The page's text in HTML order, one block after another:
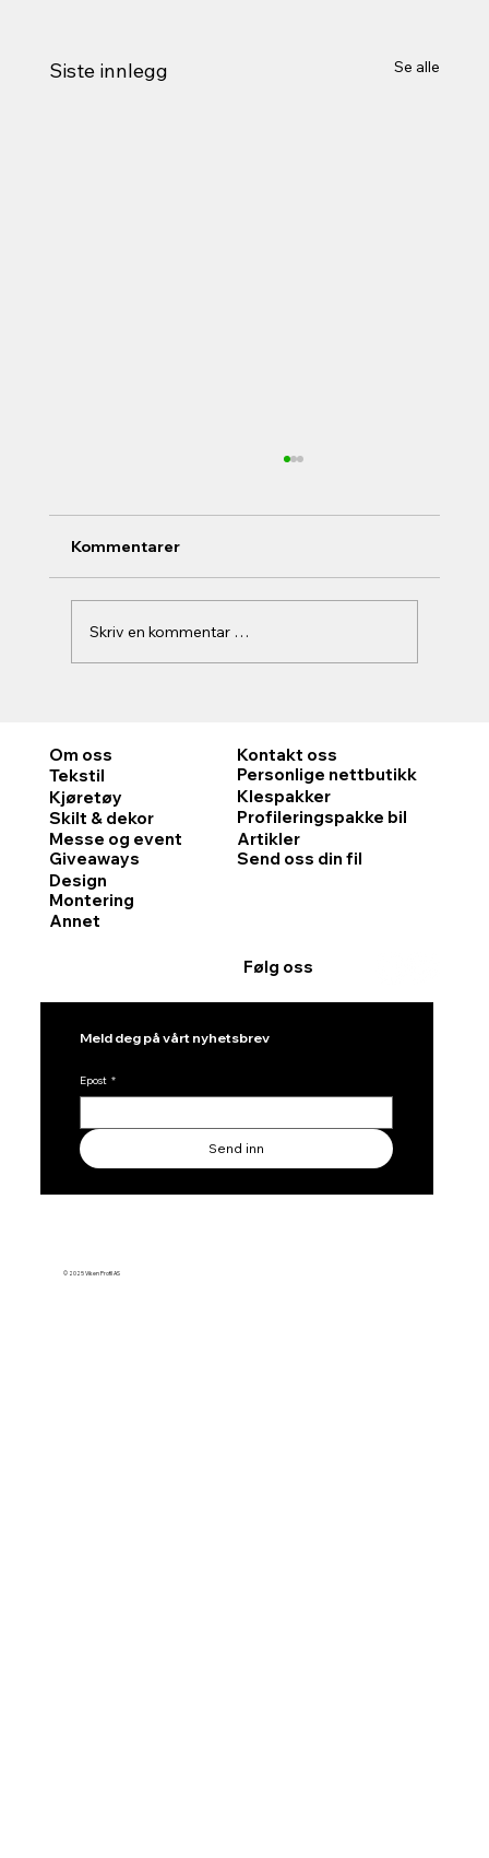
Siste innlegg Se alle
i sirkulære løsninger
Kommentarer
Skriv en kommentar …
Meld deg på vårt nyhetsbrev
Epost *
Send inn
Om oss
Tekstil
Kjøretøy
Skilt & dekor
Messe og event
Giveaways
Design
Montering
Annet
Kontakt oss
Personlige nettbutikk
Klespakker
Profileringspakke bil
Artikler
Send oss din fil
Følg oss
© 2025 Viken Profil AS